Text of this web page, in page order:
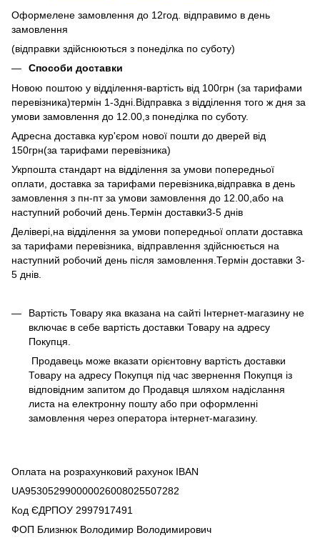
Оформелене замовлення до 12год. відправимо в день
замовлення
(відправки здійснюються з понеділка по суботу)
Способи доставки
Новою поштою у відділення-вартість від 100грн (за тарифами
перевізника)термін 1-3дні.Відправка з відділення того ж дня за
умови замовлення до 12.00,з понеділка по суботу.
Адресна доставка кур'єром нової пошти до дверей від
150грн(за тарифами перевізника)
Укрпошта стандарт на відділення за умови попередньої
оплати, доставка за тарифами перевізника,відправка в день
замовлення з пн-пт за умови замовлення до 12.00,або на
наступний робочий день.Термін доставки3-5 днів
Делівері,на відділення за умови попередньої оплати доставка
за тарифами перевізника, відправлення здійснюється на
наступний робочий день після замовлення.Термін доставки 3-
5 днів.
Вартість Товару яка вказана на сайті Інтернет-магазину не
включає в себе вартість доставки Товару на адресу
Покупця.
Продавець може вказати орієнтовну вартість доставки
Товару на адресу Покупця під час звернення Покупця із
відповідним запитом до Продавця шляхом надіслання
листа на електронну пошту або при оформленні
замовлення через оператора інтернет-магазину.
Оплата на розрахунковий рахунок IBAN
UA953052990000026008025507282
Код ЄДРПОУ 2997917491
ФОП Близнюк Володимир Володимирович